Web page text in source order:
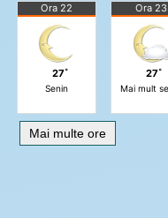
Ora 22
27˚
Senin
Ora 23
27˚
Mai mult
Mai multe ore